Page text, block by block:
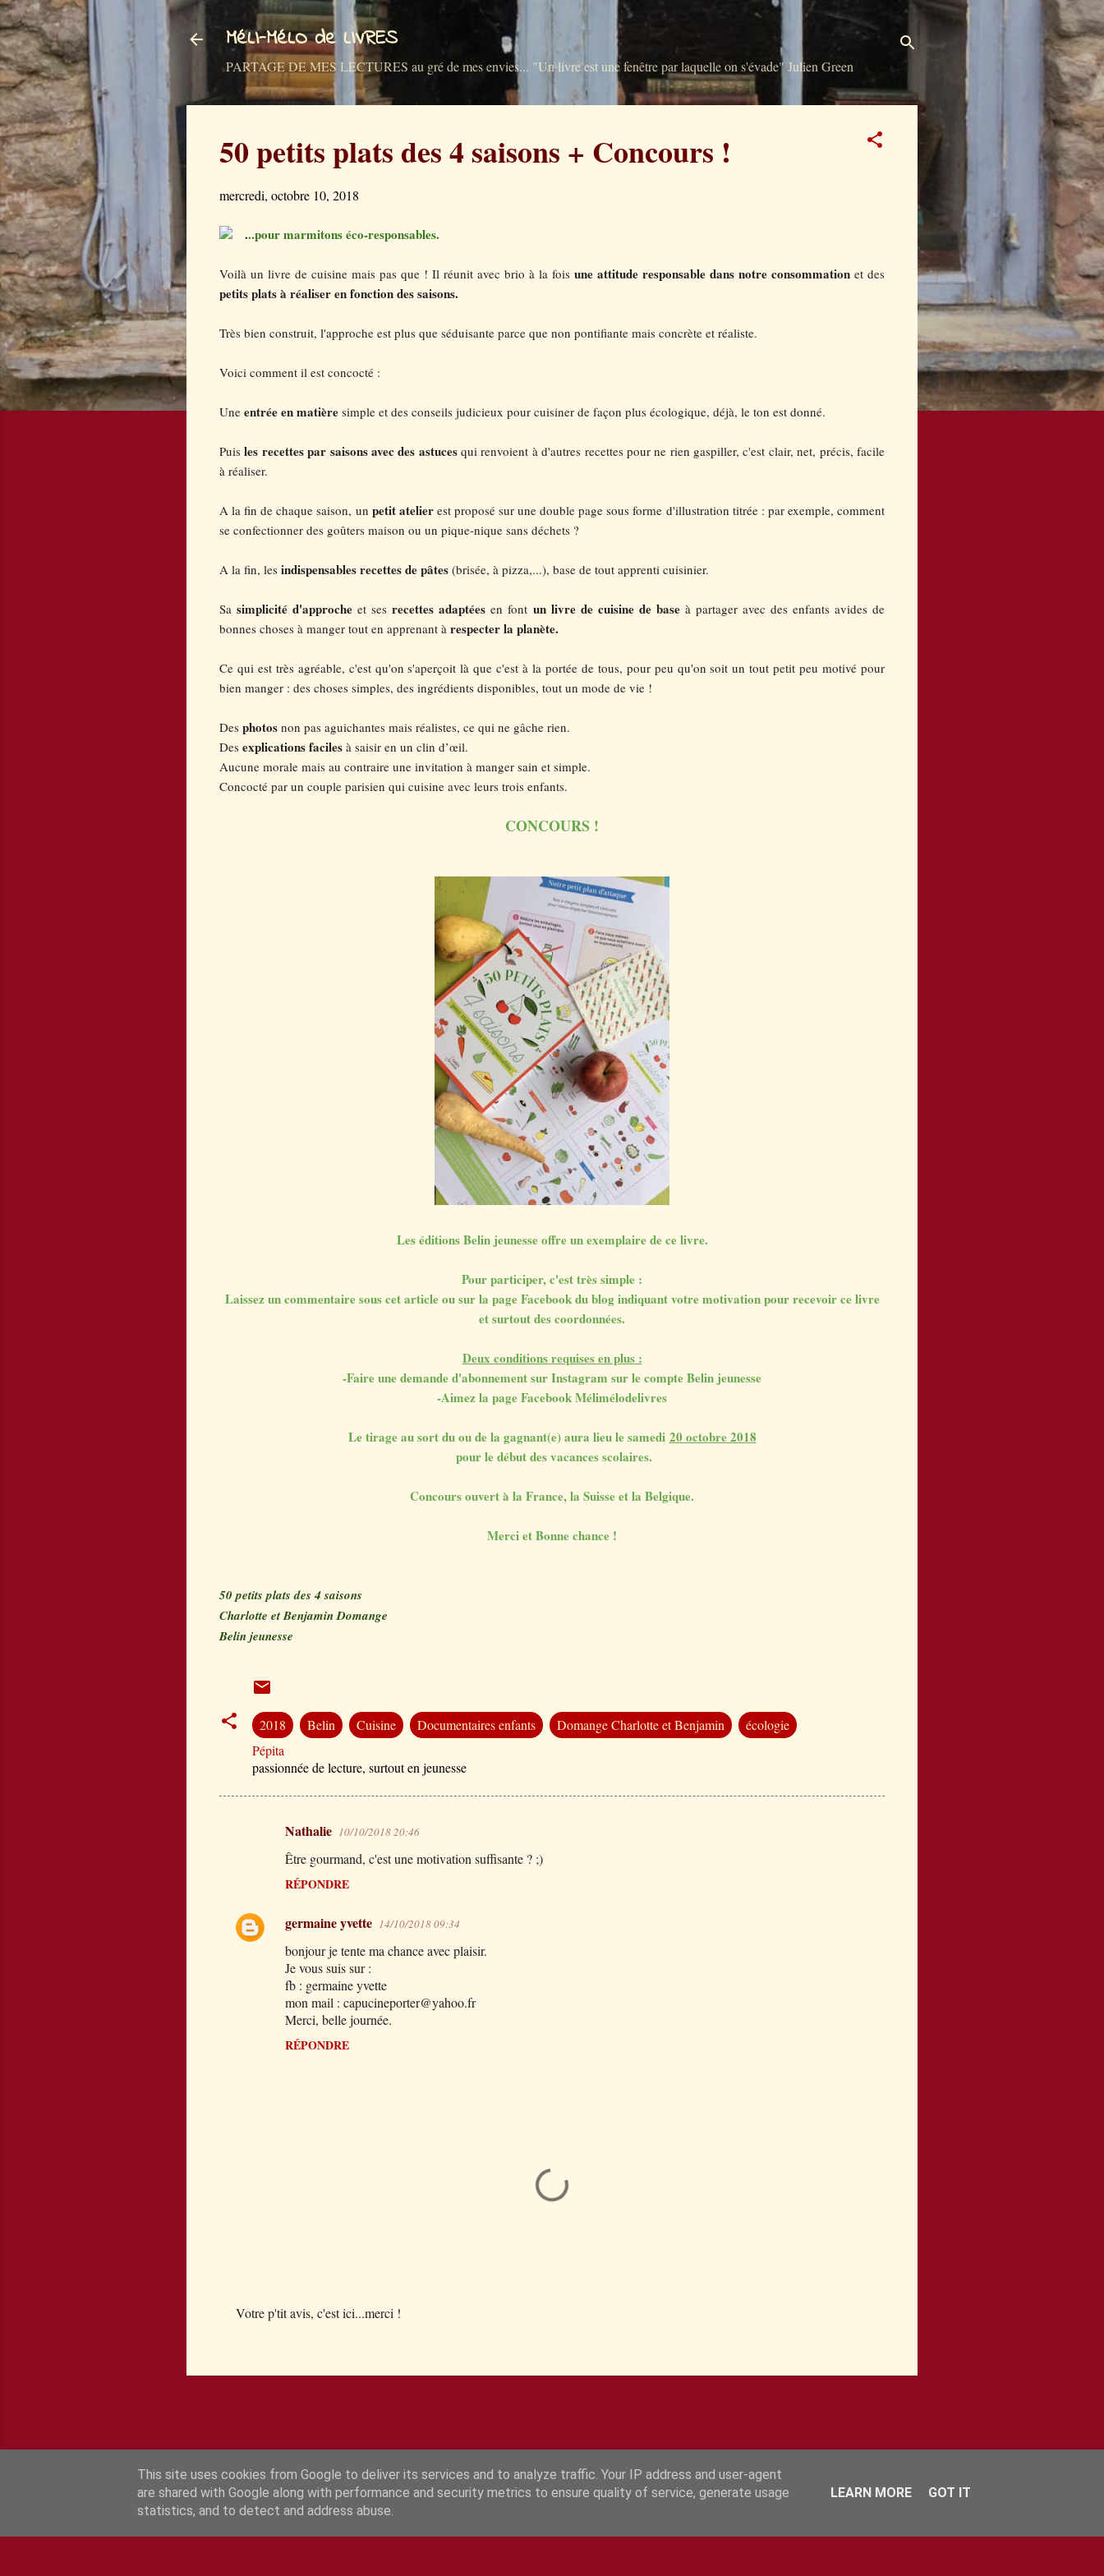
Accéder au contenu principal
MéLI-MéLO de LIVRES
PARTAGE DE MES LECTURES au gré de mes envies... "Un livre est une fenêtre par laquelle on s'évade" Julien Green
50 petits plats des 4 saisons + Concours !
mercredi, octobre 10, 2018
...pour marmitons éco-responsables.
Voilà un livre de cuisine mais pas que ! Il réunit avec brio à la fois une attitude responsable dans notre consommation et des
petits plats à réaliser en fonction des saisons.
Très bien construit, l'approche est plus que séduisante parce que non pontifiante mais concrète et réaliste.
Voici comment il est concocté :
Une entrée en matière simple et des conseils judicieux pour cuisiner de façon plus écologique, déjà, le ton est donné.
Puisles recettes par saisons avec des astucesqui renvoient à d'autres recettes pour ne rien gaspiller, c'est clair, net, précis, facile
à réaliser.
A la fin de chaque saison, un petit atelierest proposé sur une double page sous forme d'illustration titrée : par exemple, comment
se confectionner des goûters maison ou un pique-nique sans déchets ?
A la fin, les indispensables recettes de pâtes (brisée, à pizza,...), base de tout apprenti cuisinier.
Sasimplicité d'approche et ses recettes adaptées en font un livre de cuisine de baseà partager avec des enfants avides de
bonnes choses à manger tout en apprenant à respecter la planète.
Ce qui est très agréable, c'est qu'on s'aperçoit là que c'est à la portée de tous, pour peu qu'on soit un tout petit peu motivé pour
bien manger : des choses simples, des ingrédients disponibles, tout un mode de vie !
Des photos non pas aguichantes mais réalistes, ce qui ne gâche rien.
Des explications faciles à saisir en un clin d’œil.
Aucune morale mais au contraire une invitation à manger sain et simple.
Concocté par un couple parisien qui cuisine avec leurs trois enfants.
CONCOURS !
Les éditions Belin jeunesse offre un exemplaire de ce livre.
Pour participer, c'est très simple :
Laissez un commentaire sous cet article ou sur la page Facebook du blog indiquant votre motivation pour recevoir ce livre
et surtout des coordonnées.
Deux conditions requises en plus :
-Faire une demande d'abonnement sur Instagram sur le compte Belin jeunesse
-Aimez la page Facebook Mélimélodelivres
Le tirage au sort du ou de la gagnant(e) aura lieu le samedi 20 octobre 2018
pour le début des vacances scolaires.
Concours ouvert à la France, la Suisse et la Belgique.
Merci et Bonne chance !
50 petits plats des 4 saisons
Charlotte et Benjamin Domange
Belin jeunesse
2018 Belin Cuisine Documentaires enfants Domange Charlotte et Benjamin
écologie
Pépita
passionnée de lecture, surtout en jeunesse
e
Nathalie 10/10/2018 20:46
Être gourmand, c'est une motivation suffisante ? ;)
RÉPONDRE
germaine yvette 14/10/2018 09:34
bonjour je tente ma chance avec plaisir.
Je vous suis sur :
fb : germaine yvette
mon mail : capucineporter@yahoo.fr
Merci, belle journée.
RÉPONDRE
r
e
r
u
Votre p'tit avis, c'est ici...merci !
Fourni par Blogger
This site uses cookies from Google to deliver its services and to analyze traffic. Your IP address and user-agent
are shared with Google along with performance and security metrics to ensure quality of service, generate usage
statistics, and to detect and address abuse.
LEARN MORE GOT IT